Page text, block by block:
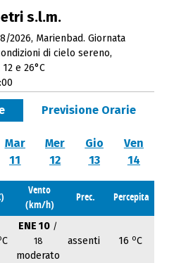
s.l.m.
Marienbad. Giornata
di cielo sereno,
e 26°C
Previsione Orarie
Mar
11
Mer
12
Gio
13
Ven
14
Vento
(km/h)
Prec. Percepita
C
ENE 10 /
18
moderato
assenti 16 oC